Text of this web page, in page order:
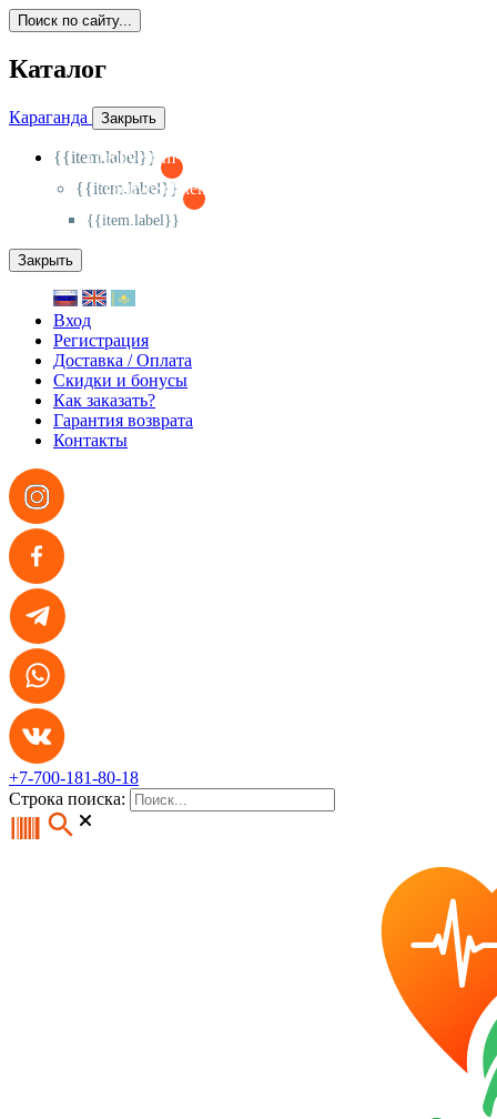
Поиск по сайту...
Каталог
Караганда Закрыть
{{item.label}}
{{activeItem==item.id?'-
{{item.label}}
{{activeSubitem==item.id?'-
{{item.label}}
Закрыть
Вход
Регистрация
Доставка / Оплата
Скидки и бонусы
Как заказать?
Гарантия возврата
Контакты
+7-700-181-80-18
Строка поиска: